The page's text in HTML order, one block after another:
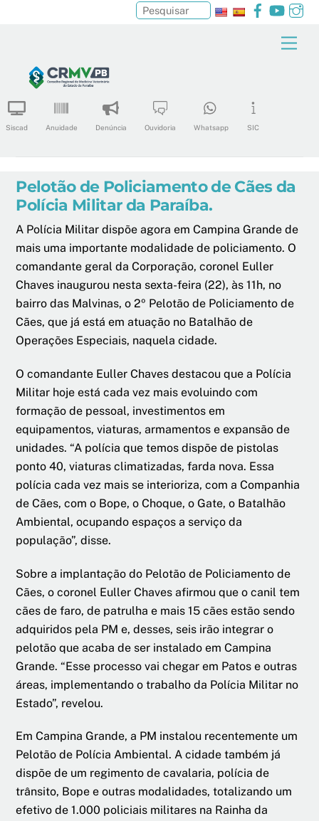
content
Facebook
Siscad Anuidade Denúncia Ouvidoria Whatsapp SIC
Pesquisar
Pelotão de Policiamento de Cães da
Polícia Militar da Paraíba.
A Polícia Militar dispõe agora em Campina Grande de
mais uma importante modalidade de policiamento. O
comandante geral da Corporação, coronel Euller
Chaves inaugurou nesta sexta-feira (22), às 11h, no
bairro das Malvinas, o 2º Pelotão de Policiamento de
Cães, que já está em atuação no Batalhão de
Operações Especiais, naquela cidade.
O comandante Euller Chaves destacou que a Polícia
Militar hoje está cada vez mais evoluindo com
formação de pessoal, investimentos em
equipamentos, viaturas, armamentos e expansão de
unidades. “A polícia que temos dispõe de pistolas
ponto 40, viaturas climatizadas, farda nova. Essa
polícia cada vez mais se interioriza, com a Companhia
de Cães, com o Bope, o Choque, o Gate, o Batalhão
Ambiental, ocupando espaços a serviço da
população”, disse.
Sobre a implantação do Pelotão de Policiamento de
Cães, o coronel Euller Chaves afirmou que o canil tem
cães de faro, de patrulha e mais 15 cães estão sendo
adquiridos pela PM e, desses, seis irão integrar o
pelotão que acaba de ser instalado em Campina
Grande. “Esse processo vai chegar em Patos e outras
áreas, implementando o trabalho da Polícia Militar no
Estado”, revelou.
Em Campina Grande, a PM instalou recentemente um
Pelotão de Polícia Ambiental. A cidade também já
dispõe de um regimento de cavalaria, polícia de
trânsito, Bope e outras modalidades, totalizando um
efetivo de 1.000 policiais militares na Rainha da